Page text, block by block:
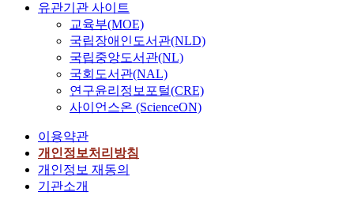
유관기관 사이트
교육부(MOE)
국립장애인도서관(NLD)
국립중앙도서관(NL)
국회도서관(NAL)
연구윤리정보포털(CRE)
사이언스온 (ScienceON)
이용약관
개인정보처리방침
개인정보 재동의
기관소개